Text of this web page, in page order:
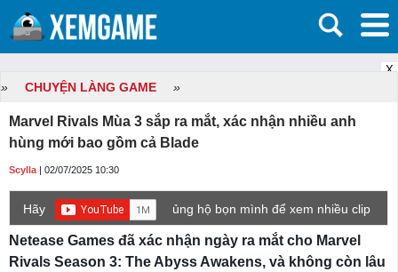
X
» CHUYỆN LÀNG GAME »
Marvel Rivals Mùa 3 sắp ra mắt, xác nhận nhiều anh
hùng mới bao gồm cả Blade
Scylla | 02/07/2025 10:30
Hãy
ủng hộ bọn mình để xem nhiều clip
game mới hơn nhé!
Netease Games đã xác nhận ngày ra mắt cho Marvel
Rivals Season 3: The Abyss Awakens, và không còn lâu